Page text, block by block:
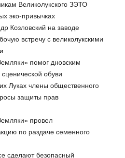
Великолукского ЗЭТО
эко-привычках
Козловский на заводе
встречу с великолукскими
помог дновским
обуви
Луках члены общественного
защиты прав
провел
по раздаче семенного
сделают безопасный